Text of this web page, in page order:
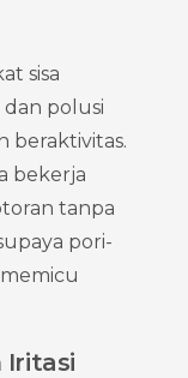
sisa
polusi
beraktivitas.
bekerja
tanpa
pori-
Iritasi